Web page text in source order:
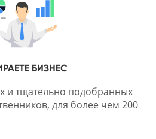
БИЗНЕС
и тщательно подобранных
для более чем 200